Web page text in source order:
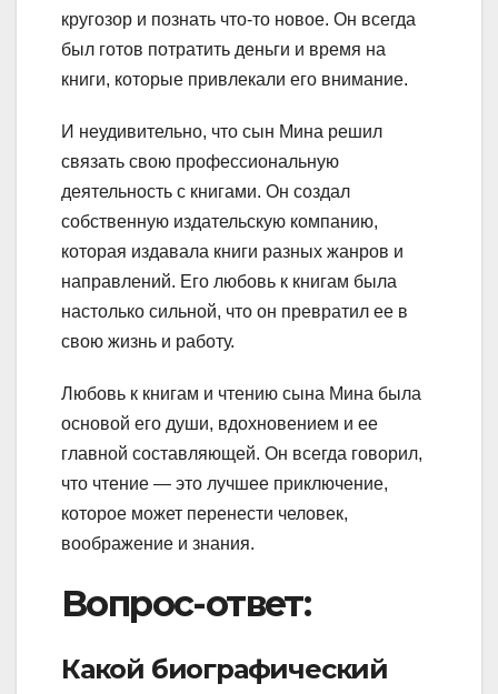
кругозор и познать что-то новое. Он всегда
был готов потратить деньги и время на
книги, которые привлекали его внимание.
И неудивительно, что сын Мина решил
связать свою профессиональную
деятельность с книгами. Он создал
собственную издательскую компанию,
которая издавала книги разных жанров и
направлений. Его любовь к книгам была
настолько сильной, что он превратил ее в
свою жизнь и работу.
Любовь к книгам и чтению сына Мина была
основой его души, вдохновением и ее
главной составляющей. Он всегда говорил,
что чтение — это лучшее приключение,
которое может перенести человек,
воображение и знания.
Вопрос-ответ:
Какой биографический